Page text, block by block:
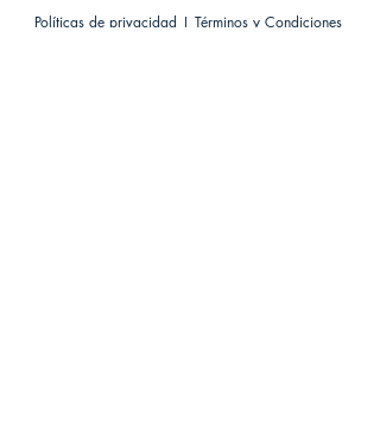
Políticas de privacidad | Términos y Condiciones